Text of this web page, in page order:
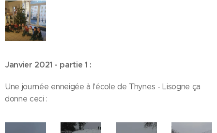
Janvier 2021 - partie 1 :
Une journée enneigée à l'école de Thynes - Lisogne ça
donne ceci :